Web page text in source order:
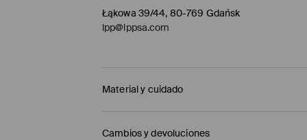
Łąkowa 39/44, 80-769 Gdańsk
lpp@lppsa.com
Material y cuidado
1º ARTÍCULO 1º TELA 95% POLIÉSTER, 5% ELASTANO
Cambios y devoluciones